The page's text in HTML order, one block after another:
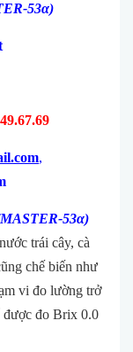
53α)
,
53α)
trái cây, cà
chế biến như
vi đo lường trở
được đo Brix 0.0